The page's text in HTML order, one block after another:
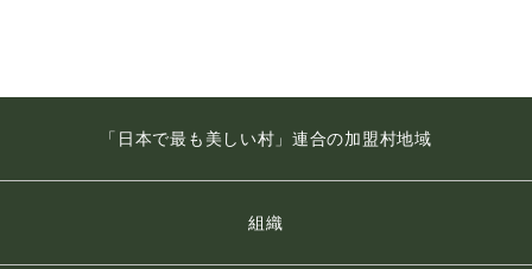
「日本で最も美しい村」連合の加盟村地域
組織